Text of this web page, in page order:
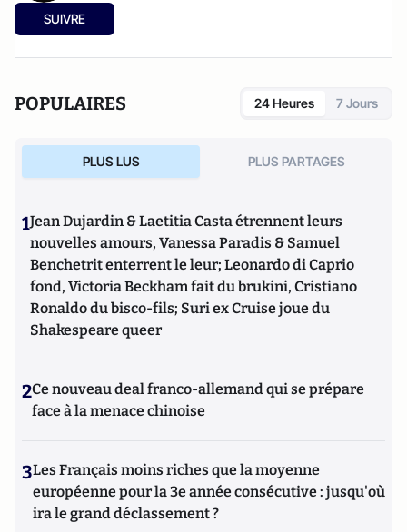
SUIVRE
POPULAIRES 24 Heures 7 Jours
PLUS LUS PLUS PARTAGES
1Jean Dujardin & Laetitia Casta étrennent leurs
nouvelles amours, Vanessa Paradis & Samuel
Benchetrit enterrent le leur; Leonardo di Caprio
fond, Victoria Beckham fait du brukini, Cristiano
Ronaldo du bisco-fils; Suri ex Cruise joue du
Shakespeare queer
2Ce nouveau deal franco-allemand qui se prépare
face à la menace chinoise
3Les Français moins riches que la moyenne
européenne pour la 3e année consécutive : jusqu'où
ira le grand déclassement ?